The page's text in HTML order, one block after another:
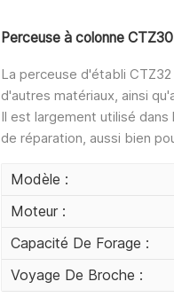
Perceuse à colonne CTZ30
La perceuse d'établi
d'autres matériaux, ainsi
Il est largement utilisé
de réparation, aussi bien
Modèle :
Moteur :
Capacité De Forage :
Voyage De Broche :